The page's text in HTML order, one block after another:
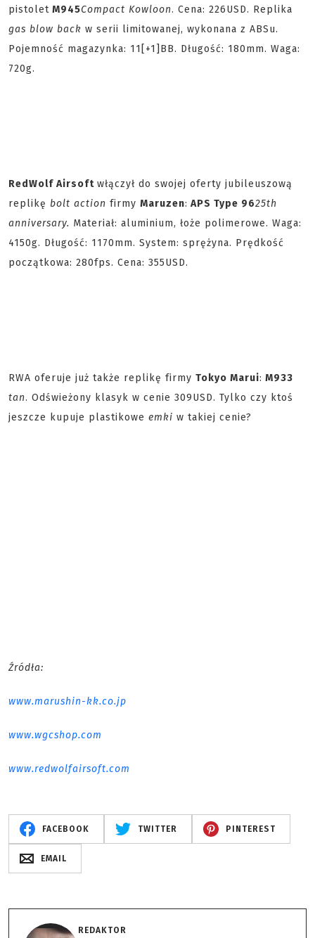
pistolet M945Compact Kowloon. Cena: 226USD. Replika
gas blow back w serii limitowanej, wykonana z ABSu.
Pojemność magazynka: 11[+1]BB. Długość: 180mm. Waga:
720g.
RedWolf Airsoft włączył do swojej oferty jubileuszową
replikę bolt action firmy Maruzen: APS Type 9625th
anniversary. Materiał: aluminium, łoże polimerowe. Waga:
4150g. Długość: 1170mm. System: sprężyna. Prędkość
początkowa: 280fps. Cena: 355USD.
RWA oferuje już także replikę firmy Tokyo Marui: M933
tan. Odświeżony klasyk w cenie 309USD. Tylko czy ktoś
jeszcze kupuje plastikowe emki w takiej cenie?
Źródła:
www.marushin-kk.co.jp
www.wgcshop.com
www.redwolfairsoft.com
FACEBOOK TWITTER PINTEREST
EMAIL
REDAKTOR